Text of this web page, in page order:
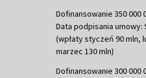
Dofinansowanie 350 000
Data podpisania umowy:
(wpłaty styczeń 90 mln,
marzec 130 mln)
Dofinansowanie 300 000